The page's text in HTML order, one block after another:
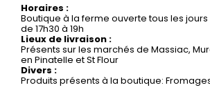
Horaires :
Boutique à la ferme ouverte tous les jours
de 17h30 à 19h
Lieux de livraison :
Présents sur les marchés de Massiac,
en Pinatelle et St Flour
Divers :
Produits présents à la boutique: